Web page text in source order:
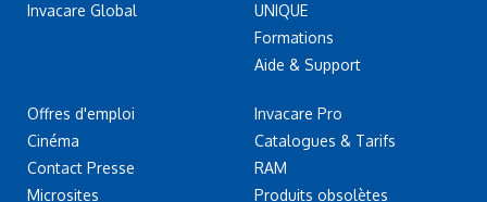
Invacare Global
Offres d'emploi
Cinéma
Contact Presse
Microsites
UNIQUE
Formations
Aide & Support
Invacare Pro
Catalogues & Tarifs
RAM
Produits obsolètes